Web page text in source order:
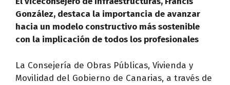
González, destaca la importancia de avanzar
hacia un modelo constructivo más sostenible
con la implicación de todos los profesionales
La Consejería de Obras Públicas, Vivienda y
Movilidad del Gobierno de Canarias, a través de